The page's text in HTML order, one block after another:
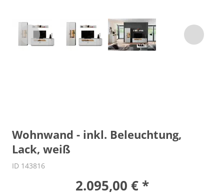
Wohnwand - inkl. Beleuchtung,
Lack, weiß
ID 143816
2.095,00 € *